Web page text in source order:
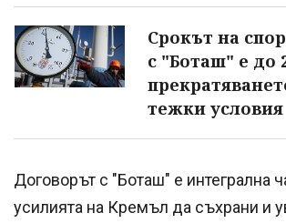
Срокът на
с "Боташ" е до
тежки условия
Договорът с "Боташ" е интегрална
усилията на Кремъл да съхрани и